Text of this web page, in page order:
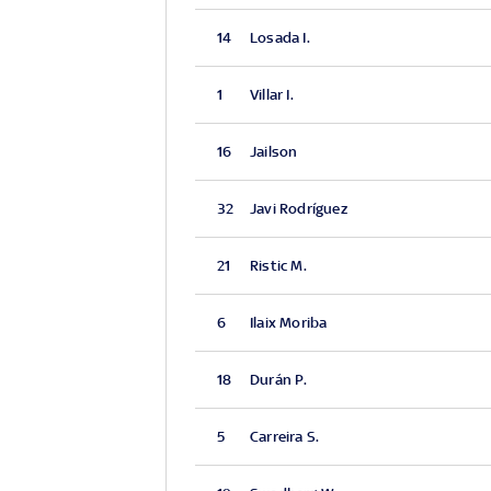
14 Losada I.
1 Villar I.
16 Jailson
32 Javi Rodríguez
21 Ristic M.
6 Ilaix Moriba
18 Durán P.
5 Carreira S.